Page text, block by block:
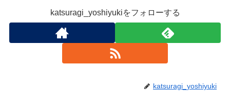
katsuragi_yoshiyukiをフォローする
katsuragi_yoshiyuki